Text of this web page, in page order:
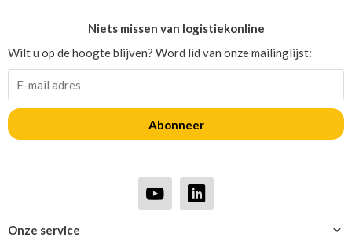
Onze service
Niets missen van logistiekonline
Wilt u op de hoogte blijven? Word lid van onze mailinglijst:
Abonneer